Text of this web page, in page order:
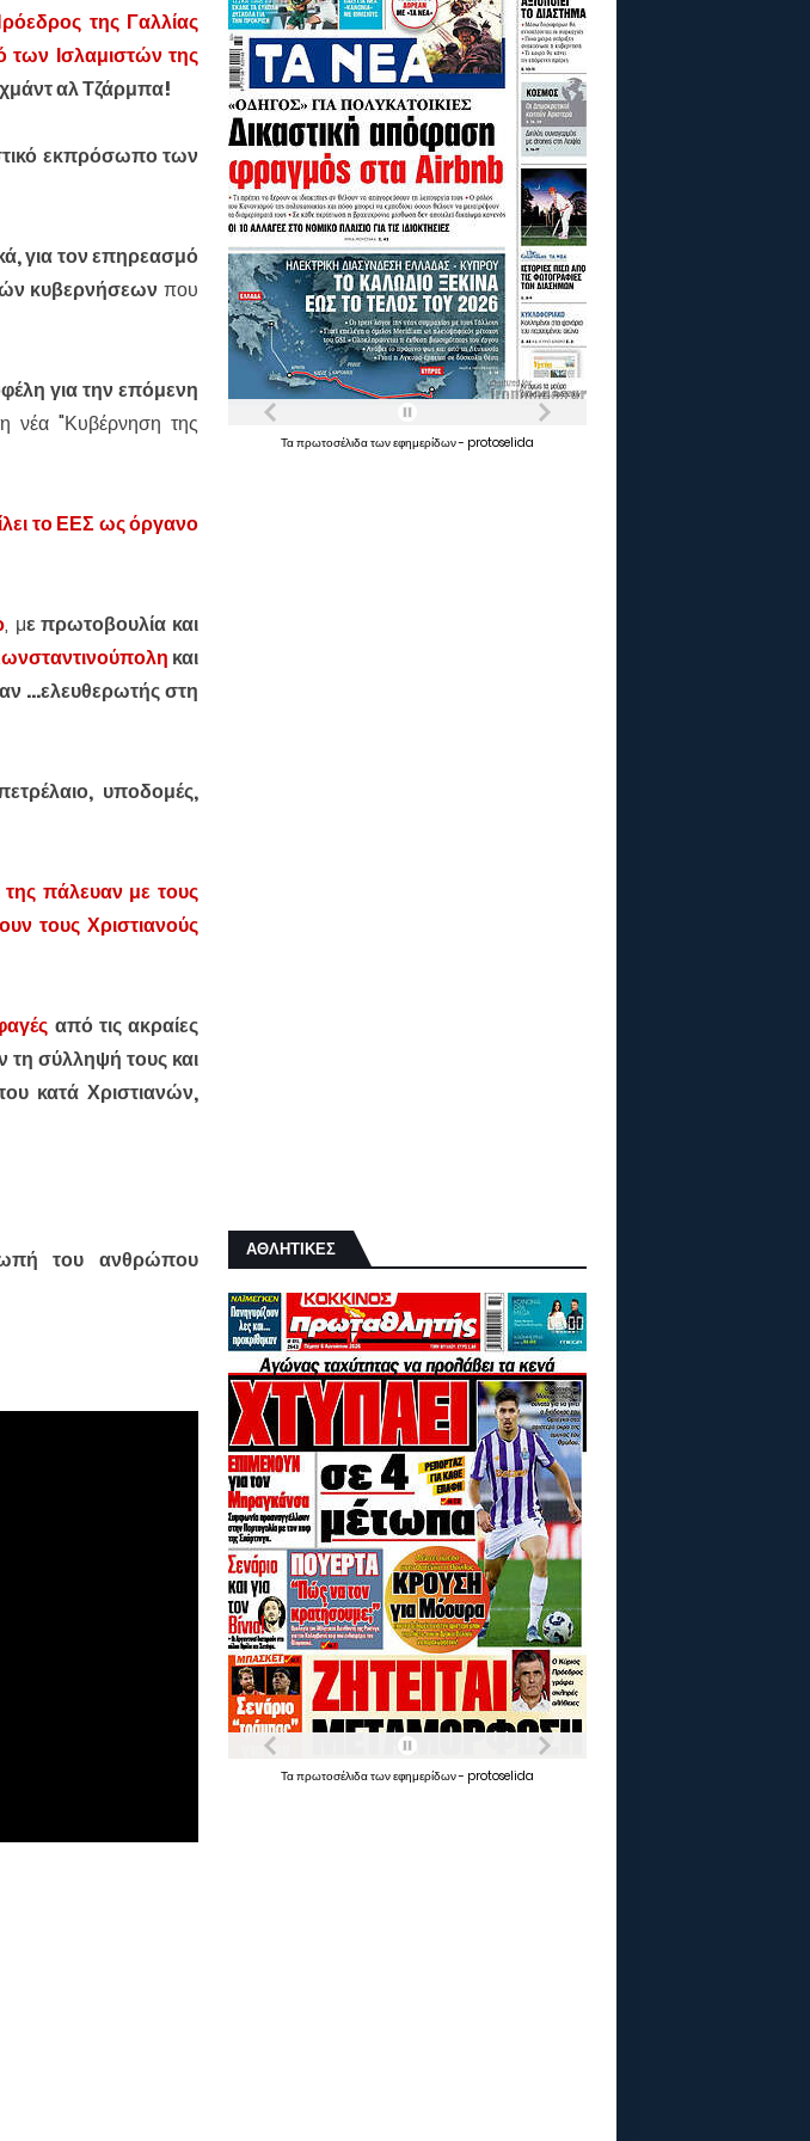
της Γαλλίας
Ισλαμιστών της
αλ Τζάρμπα!
εκπρόσωπο των
για τον επηρεασμό
κυβερνήσεων που
για την επόμενη
νέα "Κυβέρνηση της
το ΕΕΣ ως όργανο
, με πρωτοβουλία και
και
...ελευθερωτής στη
υποδομές,
πάλευαν με τους
τους Χριστιανούς
από τις ακραίες
τη σύλληψή τους και
κατά Χριστιανών,
του ανθρώπου
Ταπρωτοσέλιδατωνεφημερίδων- protoselida
ΑΘΛΗΤΙΚΕΣ
Ταπρωτοσέλιδατωνεφημερίδων- protoselida